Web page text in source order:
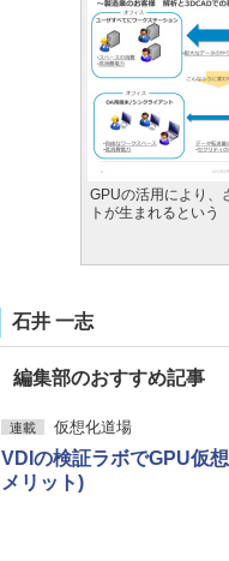
GPUの活用により、
トが生まれるという
石井 一志
編集部のおすすめ記事
連載 仮想化道場
VDIの検証ラボでGPU仮
メリット)